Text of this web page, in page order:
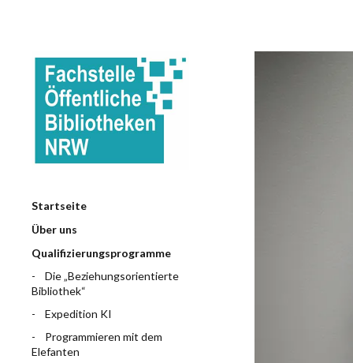
Startseite
Über uns
Qualifizierungsprogramme
Die „Beziehungsorientierte
Bibliothek“
Expedition KI
Programmieren mit dem
Elefanten